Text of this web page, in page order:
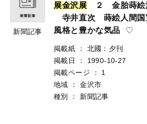
新聞記事
展金沢 展 ２ 金胎蒔絵
寺井直次 蒔絵人間
風格と豊かな気品
掲載紙 ：
北國：夕刊
掲載日
：
1990-10-27
掲載ページ
：
1
地域
：
金沢市
種別
： 新聞記事